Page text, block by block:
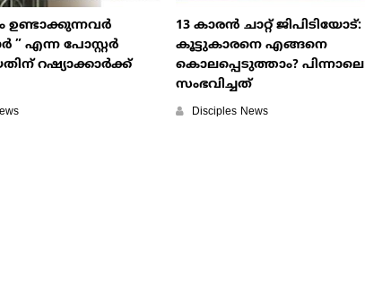
ഉണ്ടാക്കുന്നവര്‍
‍” എന്ന പോസ്റ്റര്‍
റഷ്യാക്കാര്‍ക്ക്
13 കാരന്‍ ചാറ്റ് ജിപിടിയോട്:
കൂട്ടുകാരനെ എങ്ങനെ
കൊലപ്പെടുത്താം? പിന്നാലെ
സംഭവിച്ചത്
Disciples News